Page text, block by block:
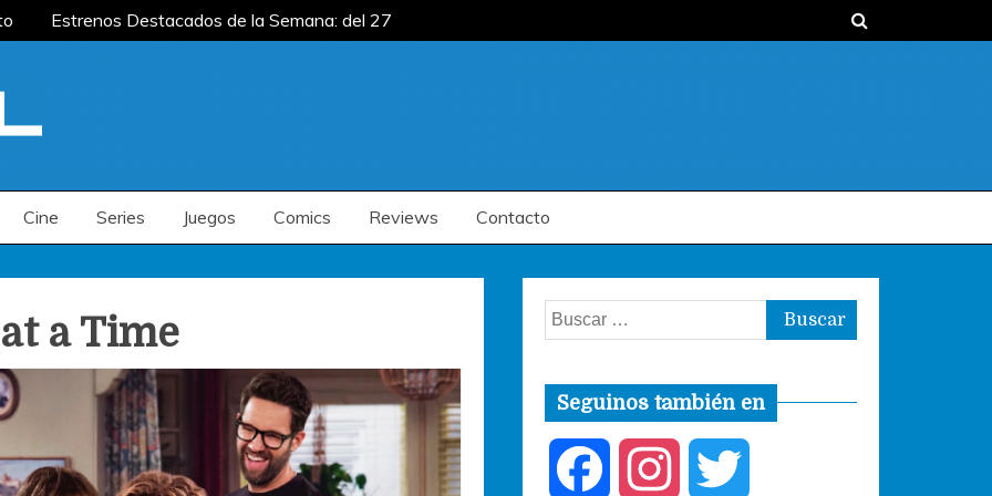
Estrenos Destacados de la Semana: del 27
Cine Series Juegos Comics Reviews Contacto
a Time Buscar:
Seguinos también en